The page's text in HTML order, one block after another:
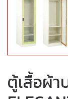
ตู้เสื้อผ้า